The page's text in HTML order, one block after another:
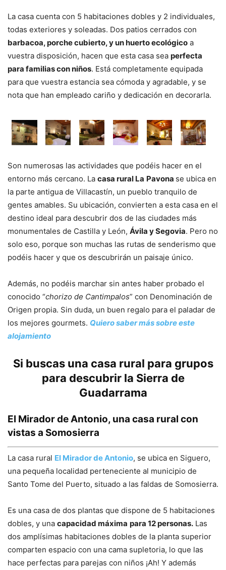
La casa cuenta con 5 habitaciones dobles y 2 individuales,
todas exteriores y soleadas. Dos patios cerrados con
barbacoa, porche cubierto, y un huerto ecológico a
vuestra disposición, hacen que esta casa sea perfecta
para familias con niños. Está completamente equipada
para que vuestra estancia sea cómoda y agradable, y se
nota que han empleado cariño y dedicación en decorarla.
Son numerosas las actividades que podéis hacer en el
entorno más cercano. La casa rural La Pavona se ubica en
la parte antigua de Villacastín, un pueblo tranquilo de
gentes amables. Su ubicación, convierten a esta casa en el
destino ideal para descubrir dos de las ciudades más
monumentales de Castilla y León, Ávila y Segovia. Pero no
solo eso, porque son muchas las rutas de senderismo que
podéis hacer y que os descubrirán un paisaje único.
Además, no podéis marchar sin antes haber probado el
conocido “chorizo de Cantimpalos” con Denominación de
Origen propia. Sin duda, un buen regalo para el paladar de
los mejores gourmets. Quiero saber más sobre este
alojamiento
Si buscas una casa rural para grupos
para descubrir la Sierra de
Guadarrama
El Mirador de Antonio, una casa rural con
vistas a Somosierra
La casa rural El Mirador de Antonio, se ubica en Siguero,
una pequeña localidad perteneciente al municipio de
Santo Tome del Puerto, situado a las faldas de Somosierra.
Es una casa de dos plantas que dispone de 5 habitaciones
dobles, y una capacidad máxima para 12 personas. Las
dos amplísimas habitaciones dobles de la planta superior
comparten espacio con una cama supletoria, lo que las
hace perfectas para parejas con niños ¡Ah! Y además